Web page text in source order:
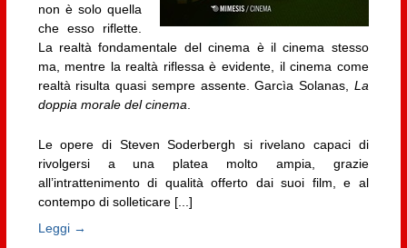
non è solo quella
che esso riflette.
La realtà fondamentale del cinema è il cinema stesso
ma, mentre la realtà riflessa è evidente, il cinema come
realtà risulta quasi sempre assente. Garcìa Solanas, La
doppia morale del cinema.
Le opere di Steven Soderbergh si rivelano capaci di
rivolgersi a una platea molto ampia, grazie
all’intrattenimento di qualità offerto dai suoi film, e al
contempo di solleticare [...]
Leggi →